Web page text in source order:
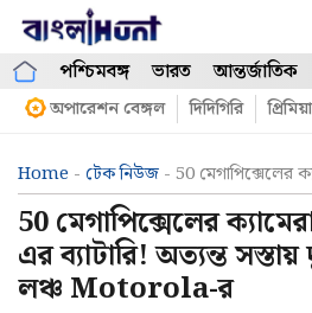
Skip
contentপশ্চিমবঙ্গ ভারত আন্তর্জাতিক
অপারেশন বেঙ্গল দিদিগিরি
Home - টেক নিউজ - 50 মেগাপিক্সেলের
50 মেগাপিক্সেলের
এর ব্যাটারি! অত্যন্ত সস্তায়
লঞ্চ Motorola-র